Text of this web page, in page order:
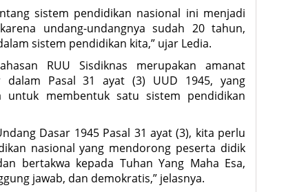
sistem pendidikan nasional ini menjadi
undang-undangnya sudah 20 tahun,
sistem pendidikan kita,” ujar Ledia.
RUU Sisdiknas merupakan amanat
dalam Pasal 31 ayat (3) UUD 1945, yang
untuk membentuk satu sistem pendidikan
Dasar 1945 Pasal 31 ayat (3), kita perlu
nasional yang mendorong peserta didik
bertakwa kepada Tuhan Yang Maha Esa,
jawab, dan demokratis,” jelasnya.